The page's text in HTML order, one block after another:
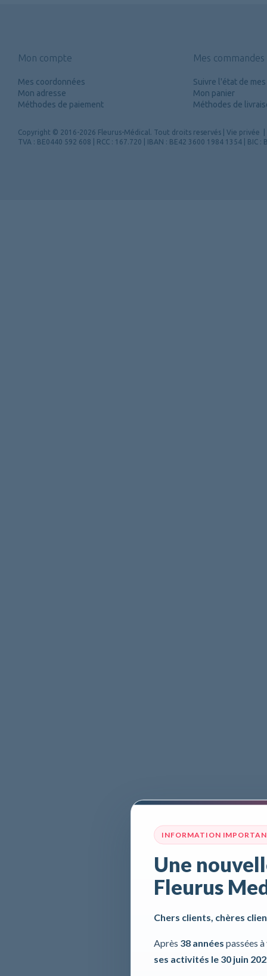
INFORMATION
Une
Fleurus
Chers clients, chères
Après 38 années passées
ses activités le 30 juin
Mon compte
Mes coordonnées
Mon adresse
Méthodes de paiement
Mes commandes
Suivre l'état de
Mon panier
Méthodes de
Copyright © 2016-2026 Fleurus-Médical. Tout droits reservés Vie privée
TVA : BE0440 592 608 | RCC : 167.720 | IBAN : BE42 3600 1984 1354 | BIC :